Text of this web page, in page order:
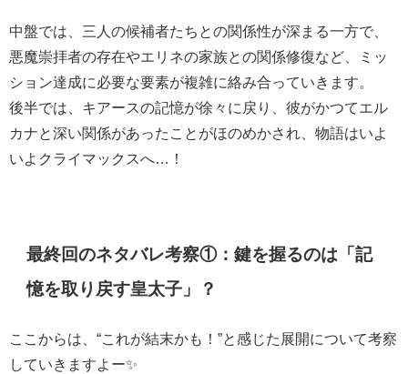
中盤では、三人の候補者たちとの関係性が深まる一方で、
悪魔崇拝者の存在やエリネの家族との関係修復など、ミッ
ション達成に必要な要素が複雑に絡み合っていきます。
後半では、キアースの記憶が徐々に戻り、彼がかつてエル
カナと深い関係があったことがほのめかされ、物語はいよ
いよクライマックスへ…！
最終回のネタバレ考察①：鍵を握るのは「記
憶を取り戻す皇太子」？
ここからは、“これが結末かも！”と感じた展開について考察
していきますよー✨